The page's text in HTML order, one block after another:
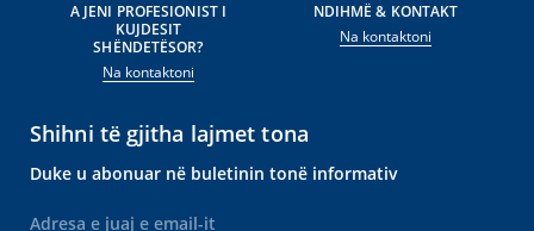
A JENI PROFESIONIST I
KUJDESIT
SHËNDETËSOR?
Na kontaktoni
NDIHMË & KONTAKT
Na kontaktoni
Shihni të gjitha lajmet tona
Duke u abonuar në buletinin tonë informativ